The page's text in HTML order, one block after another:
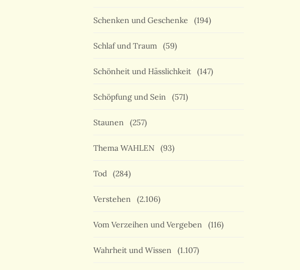
Schenken und Geschenke (194)
Schlaf und Traum (59)
Schönheit und Hässlichkeit (147)
Schöpfung und Sein (571)
Staunen (257)
Thema WAHLEN (93)
Tod (284)
Verstehen (2.106)
Vom Verzeihen und Vergeben (116)
Wahrheit und Wissen (1.107)